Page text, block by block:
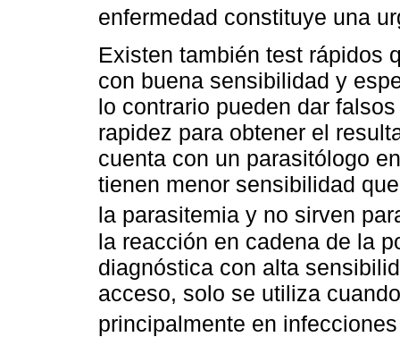
enfermedad constituye una
Existen también test rápidos
con buena sensibilidad y
lo contrario pueden dar
rapidez para obtener el
cuenta con un parasitólogo
tienen menor sensibilidad
la parasitemia y no sirven
la reacción en cadena de la
diagnóstica con alta
acceso, solo se utiliza
principalmente en